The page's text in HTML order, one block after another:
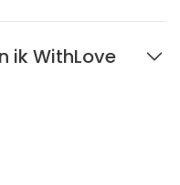
ik WithLove